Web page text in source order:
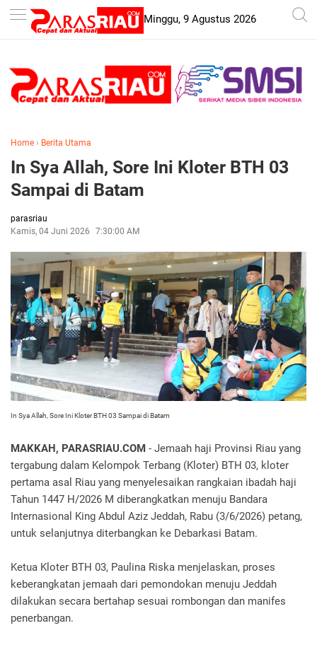
-->
Minggu, 9 Agustus 2026
Home › Berita Utama
In Sya Allah, Sore Ini Kloter BTH 03
Sampai di Batam
parasriau
Kamis, 04 Juni 2026
7:30:00 AM
In Sya Allah, Sore Ini Kloter BTH 03 Sampai di Batam
MAKKAH, PARASRIAU.COM - Jemaah haji Provinsi Riau yang
tergabung dalam Kelompok Terbang (Kloter) BTH 03, kloter
pertama asal Riau yang menyelesaikan rangkaian ibadah haji
Tahun 1447 H/2026 M diberangkatkan menuju Bandara
Internasional King Abdul Aziz Jeddah, Rabu (3/6/2026) petang,
untuk selanjutnya diterbangkan ke Debarkasi Batam.
Ketua Kloter BTH 03, Paulina Riska menjelaskan, proses
keberangkatan jemaah dari pemondokan menuju Jeddah
dilakukan secara bertahap sesuai rombongan dan manifes
penerbangan.